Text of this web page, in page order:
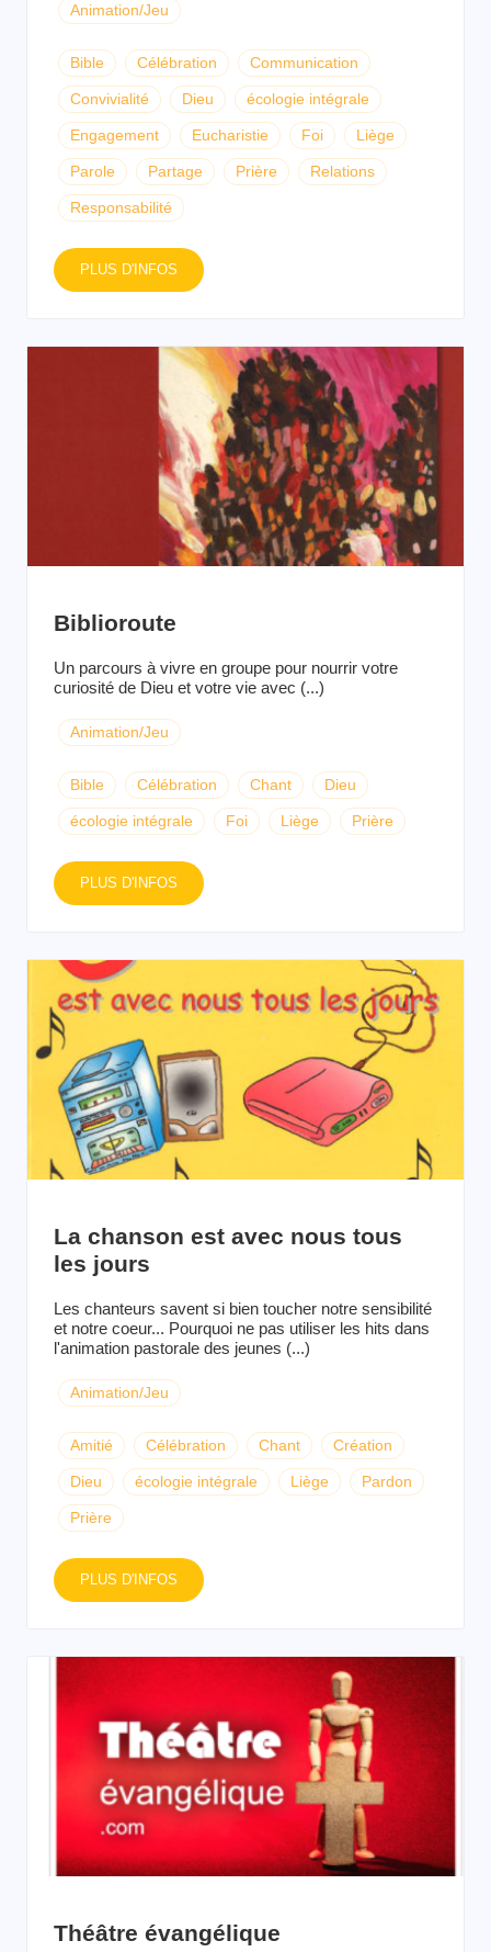
Animation/Jeu
Bible Célébration Communication
Convivialité Dieu écologie intégrale
Engagement Eucharistie Foi Liège
Parole Partage Prière Relations
Responsabilité
PLUS D'INFOS
Biblioroute
Un parcours à vivre en groupe pour nourrir votre
curiosité de Dieu et votre vie avec (...)
Animation/Jeu
Bible Célébration Chant Dieu
écologie intégrale Foi Liège Prière
PLUS D'INFOS
La chanson est avec nous tous
les jours
Les chanteurs savent si bien toucher notre sensibilité
et notre coeur... Pourquoi ne pas utiliser les hits dans
l'animation pastorale des jeunes (...)
Animation/Jeu
Amitié Célébration Chant Création
Dieu écologie intégrale Liège Pardon
Prière
PLUS D'INFOS
Théâtre évangélique